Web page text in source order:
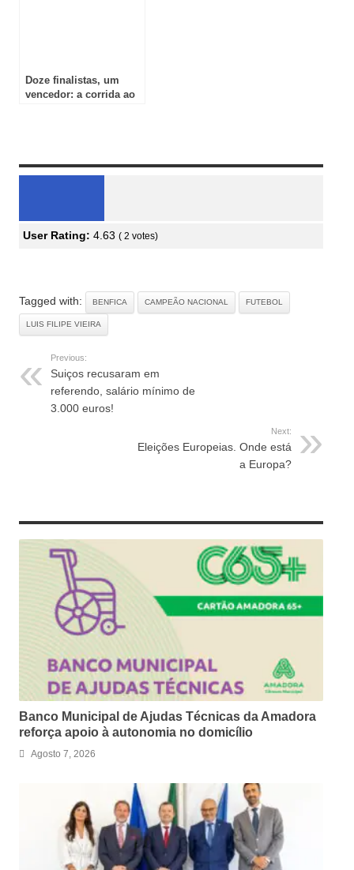
Doze finalistas, um
vencedor: a corrida ao
User Rating: 4.63 ( 2 votes)
Tagged with: BENFICA CAMPEÃO NACIONAL FUTEBOL
LUIS FILIPE VIEIRA
Previous:
Suiços recusaram em
referendo, salário mínimo de
3.000 euros!
Next:
Eleições Europeias. Onde está
a Europa?
Banco Municipal de Ajudas Técnicas da Amadora
reforça apoio à autonomia no domicílio
Agosto 7, 2026